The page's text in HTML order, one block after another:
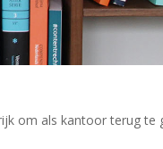
om als kantoor terug te